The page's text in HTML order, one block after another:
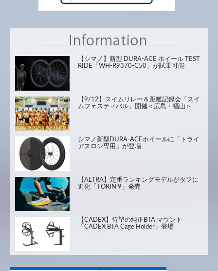
【シマノ】新型 DURA-ACE ホイール TEST
RIDE「WH-R9370-C50」が試乗可能
【9/12】スイムリレー＆距離記録会「スイ
ムフェスティバル」開催＜広島・福山＞
シマノ新型DURA-ACEホイールに「トライ
アスロン専用」が登場
【ALTRA】定番ランキングモデルがタフに
進化「TORIN 9」発売
【CADEX】待望の純正BTA マウント
「CADEX BTA Cage Holder」登場